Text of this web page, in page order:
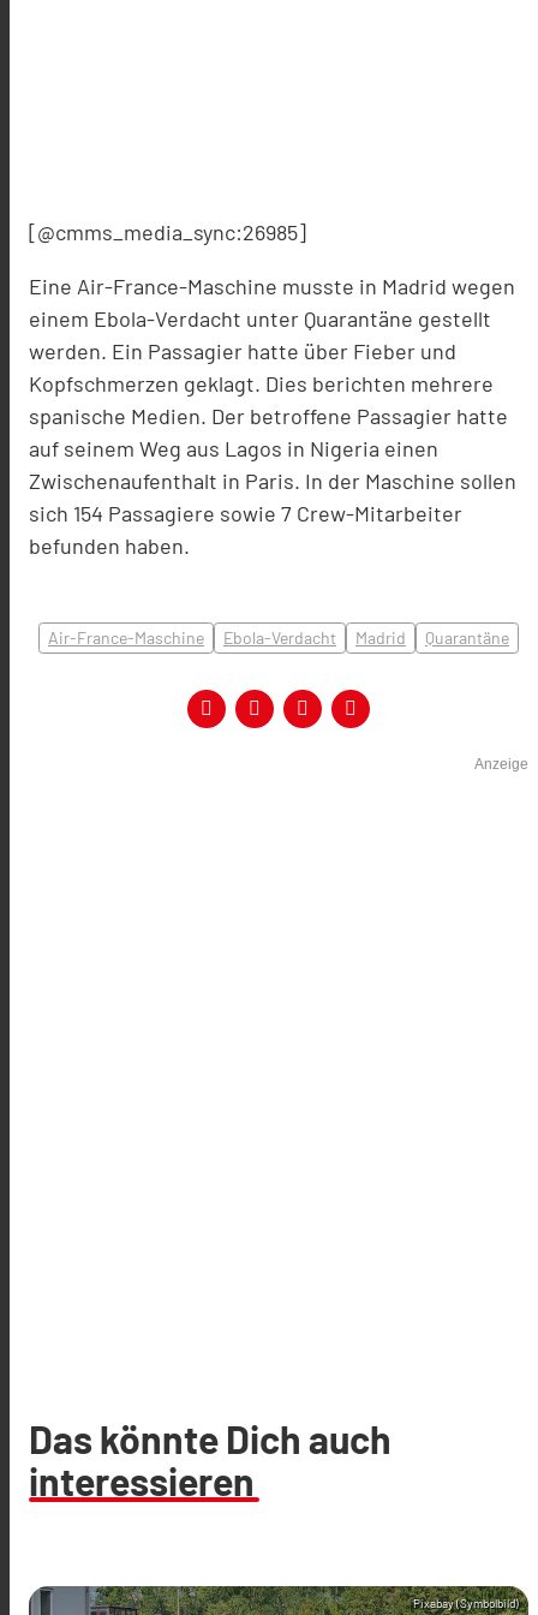
[@cmms_media_sync:26985]
Eine Air-France-Maschine musste in Madrid wegen
einem Ebola-Verdacht unter Quarantäne gestellt
werden. Ein Passagier hatte über Fieber und
Kopfschmerzen geklagt. Dies berichten mehrere
spanische Medien. Der betroffene Passagier hatte
auf seinem Weg aus Lagos in Nigeria einen
Zwischenaufenthalt in Paris. In der Maschine sollen
sich 154 Passagiere sowie 7 Crew-Mitarbeiter
befunden haben.
Air-France-Maschine Ebola-Verdacht Madrid Quarantäne
Anzeige
Das könnte Dich auch
interessieren
Pixabay (Symbolbild)